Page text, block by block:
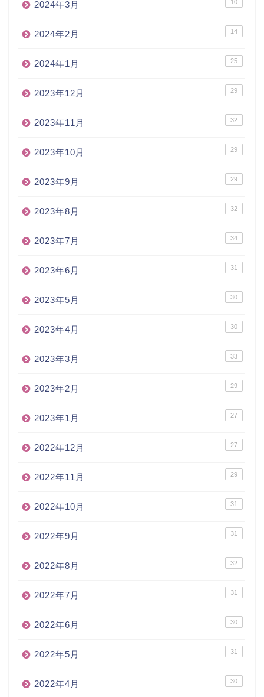
2024年3月 10
2024年2月 14
2024年1月 25
2023年12月 29
2023年11月 32
2023年10月 29
2023年9月 29
2023年8月 32
2023年7月 34
2023年6月 31
2023年5月 30
2023年4月 30
2023年3月 33
2023年2月 29
2023年1月 27
2022年12月 27
2022年11月 29
2022年10月 31
2022年9月 31
2022年8月 32
2022年7月 31
2022年6月 30
2022年5月 31
2022年4月 30